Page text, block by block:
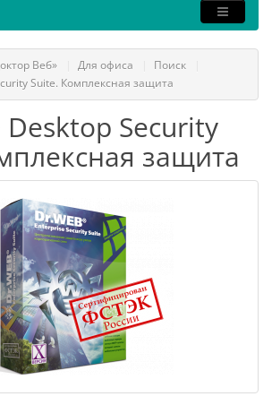
Веб» Для офиса
Поиск
Suite. Комплексная защита
Security
защита